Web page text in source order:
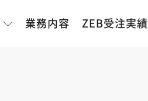
業務内容 ZEB受注実績